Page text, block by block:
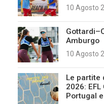
10 Agosto
Amburgo
10 Agosto
Le partite
2026:
Portugal